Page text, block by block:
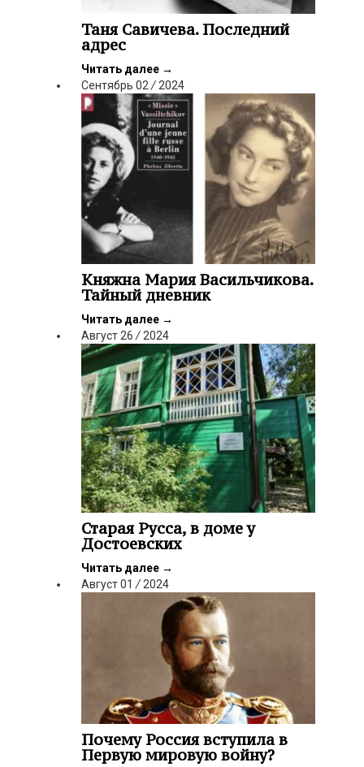
Таня Савичева. Последний
адрес
Читать далее →
Сентябрь 02 / 2024
Княжна Мария Васильчикова.
Тайный дневник
Читать далее →
Август26/2024
Старая Русса, в доме у
Достоевских
Читать далее →
Август01 / 2024
Почему Россия вступила в
Первую мировую войну?